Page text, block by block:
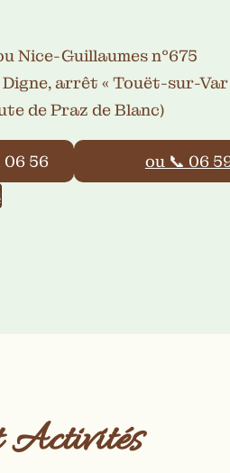
Nice-Guillaumes n°675
arrêt « Touët-sur-
de Praz de Blanc)
06 56
ou 📞 06
Activités